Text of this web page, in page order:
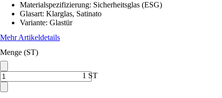
Materialspezifizierung: Sicherheitsglas (ESG)
Glasart: Klarglas, Satinato
Variante: Glastür
Mehr Artikeldetails
Menge (ST)
1 ST